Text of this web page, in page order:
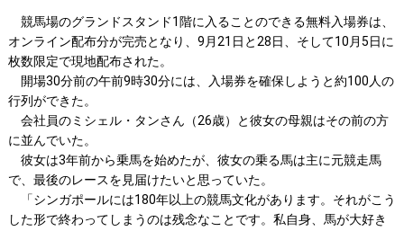
競馬場のグランドスタンド1階に入ることのできる無料入場券は、
オンライン配布分が完売となり、9月21日と28日、そして10月5日に
枚数限定で現地配布された。
開場30分前の午前9時30分には、入場券を確保しようと約100人の
行列ができた。
会社員のミシェル・タンさん（26歳）と彼女の母親はその前の方
に並んでいた。
彼女は3年前から乗馬を始めたが、彼女の乗る馬は主に元競走馬
で、最後のレースを見届けたいと思っていた。
「シンガポールには180年以上の競馬文化があります。それがこう
した形で終わってしまうのは残念なことです。私自身、馬が大好き